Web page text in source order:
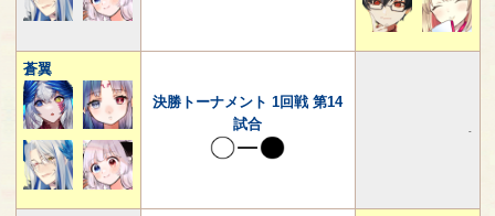
蒼翼
決勝トーナメント 1回戦 第14
試合
-